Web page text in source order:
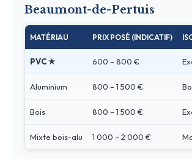
Beaumont-de-Pertuis
MATÉRIAU PRIX POSÉ (INDICATIF)
PVC ★ 600 – 800 €
Aluminium 800 – 1 500 €
Bois 800 – 1 500 €
Mixte bois-alu 1 000 – 2 000 €